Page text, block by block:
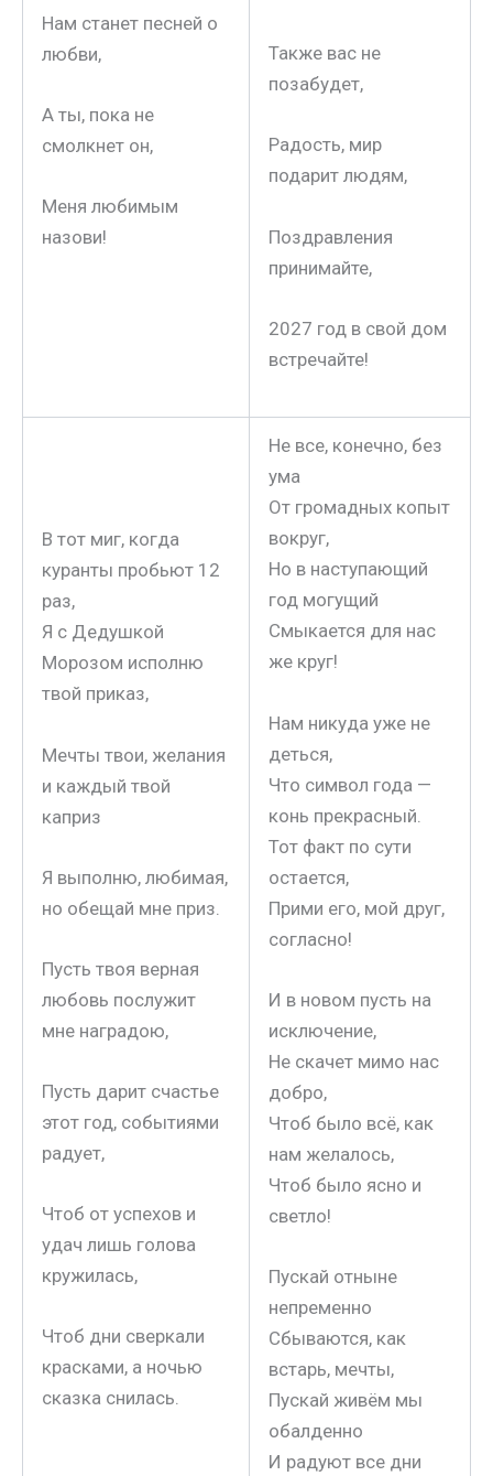
Нам станет песней о
любви,
А ты, пока не
смолкнет он,
Меня любимым
назови!
Также вас не
позабудет,
Радость, мир
подарит людям,
Поздравления
принимайте,
2027 год в свой дом
встречайте!
В тот миг, когда
куранты пробьют 12
раз,
Я с Дедушкой
Морозом исполню
твой приказ,
Мечты твои, желания
и каждый твой
каприз
Я выполню, любимая,
но обещай мне приз.
Пусть твоя верная
любовь послужит
мне наградою,
Пусть дарит счастье
этот год, событиями
радует,
Чтоб от успехов и
удач лишь голова
кружилась,
Чтоб дни сверкали
красками, а ночью
сказка снилась.
Не все, конечно, без
ума
От громадных копыт
вокруг,
Но в наступающий
год могущий
Смыкается для нас
же круг!
Нам никуда уже не
деться,
Что символ года —
конь прекрасный.
Тот факт по сути
остается,
Прими его, мой друг,
согласно!
И в новом пусть на
исключение,
Не скачет мимо нас
добро,
Чтоб было всё, как
нам желалось,
Чтоб было ясно и
светло!
Пускай отныне
непременно
Сбываются, как
встарь, мечты,
Пускай живём мы
обалденно
И радуют все дни